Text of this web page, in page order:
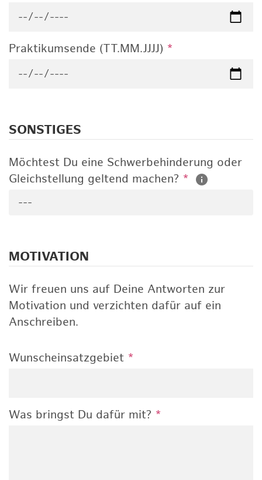
Praktikumsende (TT.MM.JJJJ) *
SONSTIGES
Möchtest Du eine Schwerbehinderung oder
Gleichstellung geltend machen? *
---
MOTIVATION
Wir freuen uns auf Deine Antworten zur
Motivation und verzichten dafür auf ein
Anschreiben.
Wunscheinsatzgebiet *
Was bringst Du dafür mit? *